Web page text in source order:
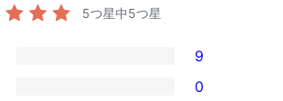
5つ星中5つ星
9
0